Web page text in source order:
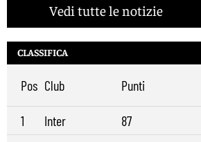
Vedi tutte le notizie
CLASSIFICA
Pos Club Punti
1 Inter
87